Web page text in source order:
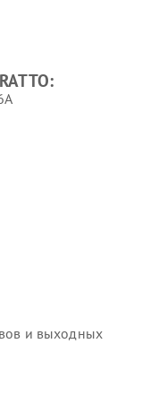
и выходных